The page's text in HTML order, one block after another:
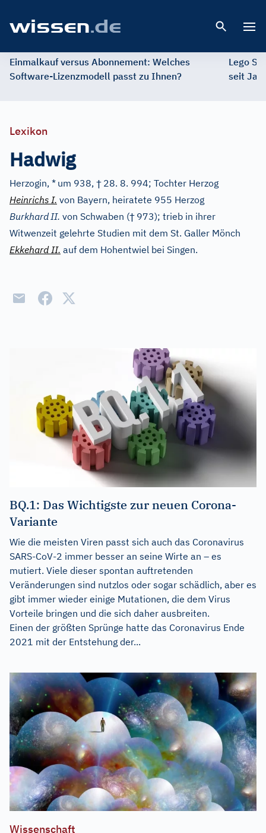
Einmalkauf versus Abonnement: Welches
Software-Lizenzmodell passt zu Ihnen?
Lego
seit
Lexikon
Hadwig
Herzogin, * um 938, † 28. 8. 994; Tochter Herzog
Heinrichs I. von Bayern, heiratete 955 Herzog
BurkhardII. von Schwaben († 973); trieb in ihrer
Witwenzeit gelehrte Studien mit dem St. Galler Mönch
Ekkehard II. auf dem Hohentwiel bei Singen.
BQ.1: Das Wichtigste zur neuen Corona-
Variante
Wie die meisten Viren passt sich auch das Coronavirus
SARS-CoV-2 immer besser an seine Wirte an – es
mutiert. Viele dieser spontan auftretenden
Veränderungen sind nutzlos oder sogar schädlich, aber es
gibt immer wieder einige Mutationen, die dem Virus
Vorteile bringen und die sich daher ausbreiten.
Einen der größten Sprünge hatte das Coronavirus Ende
2021 mit der Entstehung der...
Wissenschaft